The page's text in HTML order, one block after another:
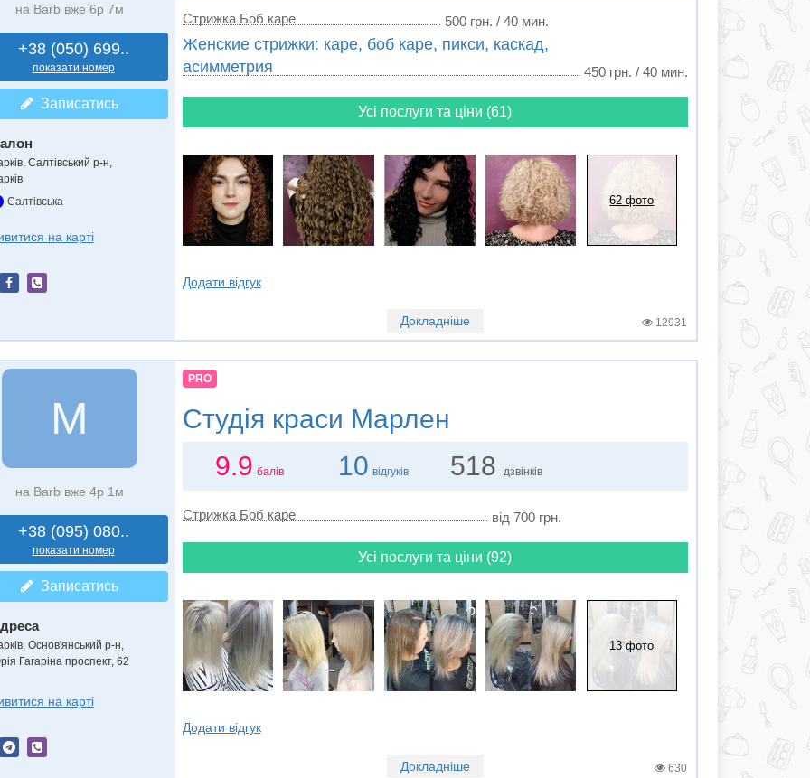
на Barb вже 6р 7м
+38 (050) 699..
показати номер
Записатись
Салтівський р-н,
Салтівська
на карті
Стрижка Боб каре 500 грн. / 40 мин.
Женские стрижки: каре, боб каре, пикси, каскад,
асимметрия
450 грн. / 40 мин.
Усі послуги та ціни (61)
62 фото
Додати відгук
Докладніше 12931
М
на Barb вже 4р 1м
+38 (095) 080..
показати номер
Записатись
Основ'янський р-н,
Гагаріна проспект, 62
на карті
PRO
Студія краси Марлен
9.9 балів 10 відгуків 518 дзвінків
Стрижка Боб каре від 700 грн.
Усі послуги та ціни (92)
13 фото
Додати відгук
Докладніше 630